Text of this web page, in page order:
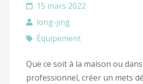
15 mars 2022
long-jing
Équipement
Que ce soit à la maison ou
professionnel, créer un mets